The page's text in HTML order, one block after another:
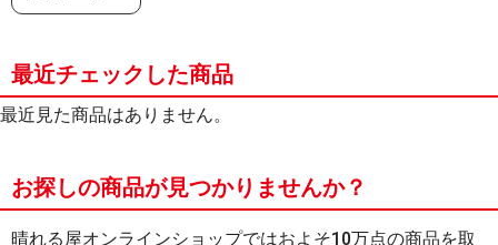
最近チェックした商品
最近見た商品はありません。
お探しの商品が見つかりませんか？
晴れる屋オンラインショップではおよそ10万点の商品を取